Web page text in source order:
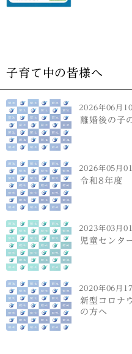
子育て中の皆様へ
2026年06月10
離婚後の子
2026年05月
令和8年度
2023年03月
児童センタ
2020年06月17
新型コロナ
の方へ